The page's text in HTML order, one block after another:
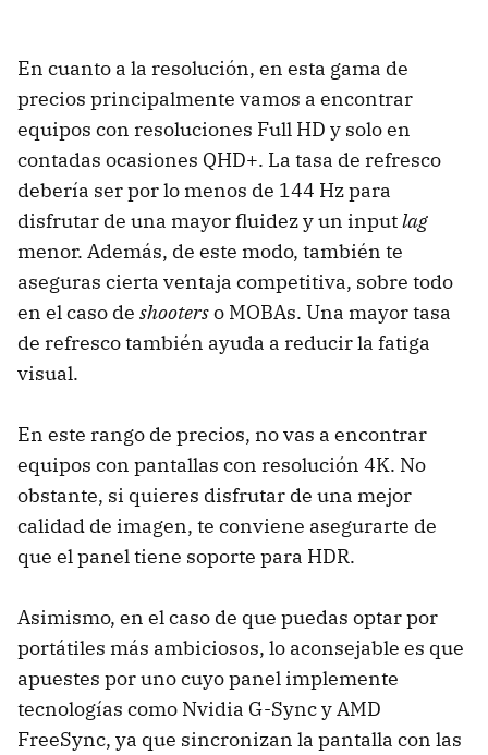
En cuanto a la resolución, en esta gama de
precios principalmente vamos a encontrar
equipos con resoluciones Full HD y solo en
contadas ocasiones QHD+. La tasa de refresco
debería ser por lo menos de 144 Hz para
disfrutar de una mayor fluidez y un inputlag
menor. Además, de este modo, también te
aseguras cierta ventaja competitiva, sobre todo
en el caso de shooterso MOBAs. Una mayor tasa
de refresco también ayuda a reducir la fatiga
visual.
En este rango de precios, no vas a encontrar
equipos con pantallas con resolución 4K. No
obstante, si quieres disfrutar de una mejor
calidad de imagen, te conviene asegurarte de
que el panel tiene soporte para HDR.
Asimismo, en el caso de que puedas optar por
portátiles más ambiciosos, lo aconsejable es que
apuestes por uno cuyo panel implemente
tecnologías como Nvidia G-Sync y AMD
FreeSync, ya que sincronizan la pantalla con las